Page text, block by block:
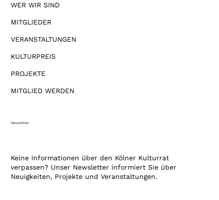
WER WIR SIND
MITGLIEDER
VERANSTALTUNGEN
KULTURPREIS
PROJEKTE
MITGLIED WERDEN
Newsletter
Keine Informationen über den Kölner Kulturrat
verpassen? Unser Newsletter informiert Sie über
Neuigkeiten, Projekte und Veranstaltungen.